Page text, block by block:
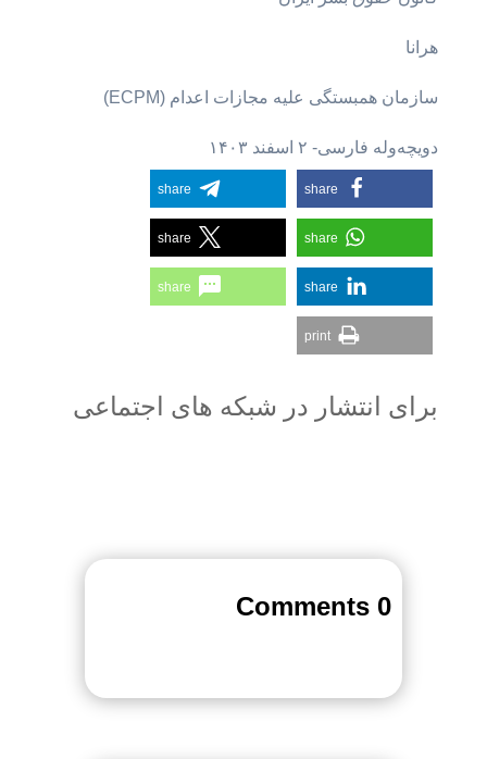
هرانا
سازمان همبستگی علیه مجازات اعدام (ECPM)
دویچه‌وله فارسی- ۲ اسفند ۱۴۰۳
share
share
share
share
share
share
print
برای انتشار در شبکه های اجتماعی
0 Comments